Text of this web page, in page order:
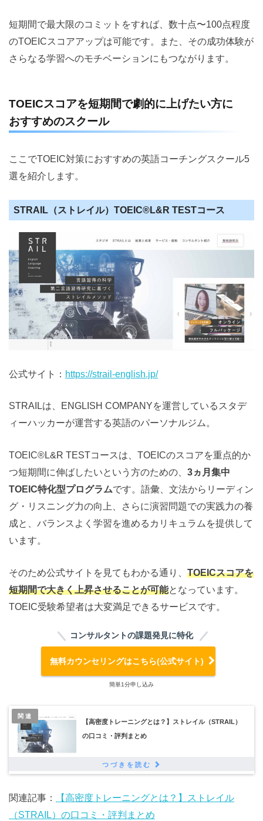
短期間で最大限のコミットをすれば、数十点〜100点程度
のTOEICスコアアップは可能です。また、その成功体験が
さらなる学習へのモチベーションにもつながります。
TOEICスコアを短期間で劇的に上げたい方に
おすすめのスクール
ここでTOEIC対策におすすめの英語コーチングスクール5
選を紹介します。
STRAIL（ストレイル）TOEIC®️L&R TESTコース
公式サイト： https://strail-english.jp/
STRAILは、ENGLISH COMPANYを運営しているスタデ
ィーハッカーが運営する英語のパーソナルジム。
TOEIC®️L&R TESTコースは、TOEICのスコアを重点的か
つ短期間に伸ばしたいという方のための、 3ヵ月集中
TOEIC特化型プログラムです。語彙、文法からリーディン
グ・リスニング力の向上、さらに演習問題での実践力の養
成と、バランスよく学習を進めるカリキュラムを提供して
います。
そのため公式サイトを見てもわかる通り、 TOEICスコアを
短期間で大きく上昇させることが可能となっています。
TOEIC受験希望者は大変満足できるサービスです。
コンサルタントの課題発見に特化
無料カウンセリングはこちら(公式サイト)
簡単1分申し込み
関連
【高密度トレーニングとは？】ストレイル（STRAIL）
の口コミ・評判まとめ
関連記事：
【高密度トレーニングとは？】ストレイル
（STRAIL）の口コミ・評判まとめ